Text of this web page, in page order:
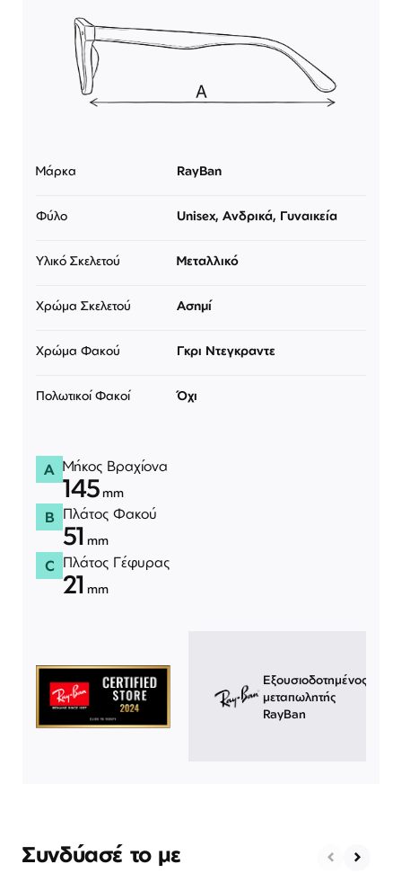
Μάρκα RayBan
Φύλο Unisex, Ανδρικά, Γυναικεία
Υλικό Σκελετού Μεταλλικό
Χρώμα Σκελετού Ασημί
Χρώμα Φακού Γκρι Ντεγκραντε
Πολωτικοί Φακοί Όχι
A Μήκος Βραχίονα
145 mm
B Πλάτος Φακού
51 mm
C Πλάτος Γέφυρας
21 mm
Εξουσιοδοτημένος
μεταπωλητής
RayBan
Συνδύασέ το με